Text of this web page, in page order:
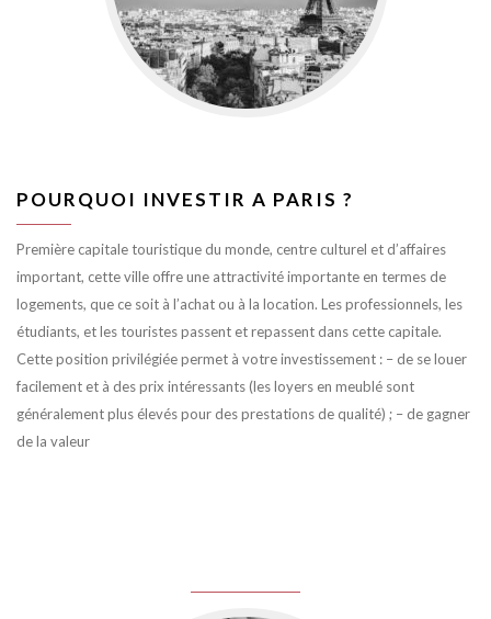
POURQUOI INVESTIR A PARIS ?
Première capitale touristique du monde, centre culturel et d’affaires
important, cette ville offre une attractivité importante en termes de
logements, que ce soit à l’achat ou à la location. Les professionnels, les
étudiants, et les touristes passent et repassent dans cette capitale.
Cette position privilégiée permet à votre investissement : – de se louer
facilement et à des prix intéressants (les loyers en meublé sont
généralement plus élevés pour des prestations de qualité) ; – de gagner
de la valeur